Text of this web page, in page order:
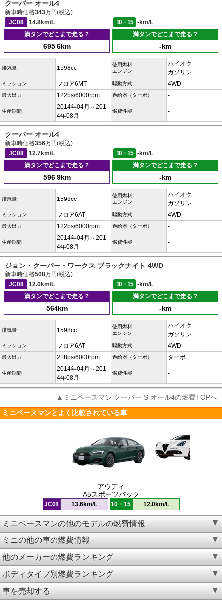
クーパー オール4
新車時価格343万円(税込)
JC08
14.8km/L 10・15
-km/L
満タンでどこまで走る？
695.6km
満タンでどこまで走る？
-km
排気量 1598cc
使用燃料
エンジン
ハイオク
ガソリン
ミッション フロア6MT 駆動方式 4WD
最大出力 122ps/6000rpm 過給器（ターボ） -
生産期間
2014年04月～201
4年08月
燃費性能 -
クーパー オール4
新車時価格356万円(税込)
JC08
12.7km/L 10・15
-km/L
満タンでどこまで走る？
596.9km
満タンでどこまで走る？
-km
排気量 1598cc
使用燃料
エンジン
ハイオク
ガソリン
ミッション フロア6AT 駆動方式 4WD
最大出力 122ps/6000rpm 過給器（ターボ） -
生産期間
2014年04月～201
4年08月
燃費性能 -
ジョン・クーパー・ワークス ブラックナイト 4WD
新車時価格508万円(税込)
JC08
12.0km/L 10・15
-km/L
満タンでどこまで走る？
564km
満タンでどこまで走る？
-km
排気量 1598cc
使用燃料
エンジン
ハイオク
ガソリン
ミッション フロア6AT 駆動方式 4WD
最大出力 218ps/6000rpm 過給器（ターボ） ターボ
生産期間
2014年04月～201
4年08月
燃費性能 -
▲ミニペースマン クーパー S オール4の燃費TOPへ
ミニペースマンとよく比較されている車
アウディ
A5スポーツバック
JC08 13.6km/L 10・15 12.0km/L
ミニペースマンの他のモデルの燃費情報
ミニの他の車の燃費情報
他のメーカーの燃費ランキング
ボディタイプ別燃費ランキング
車を売却する